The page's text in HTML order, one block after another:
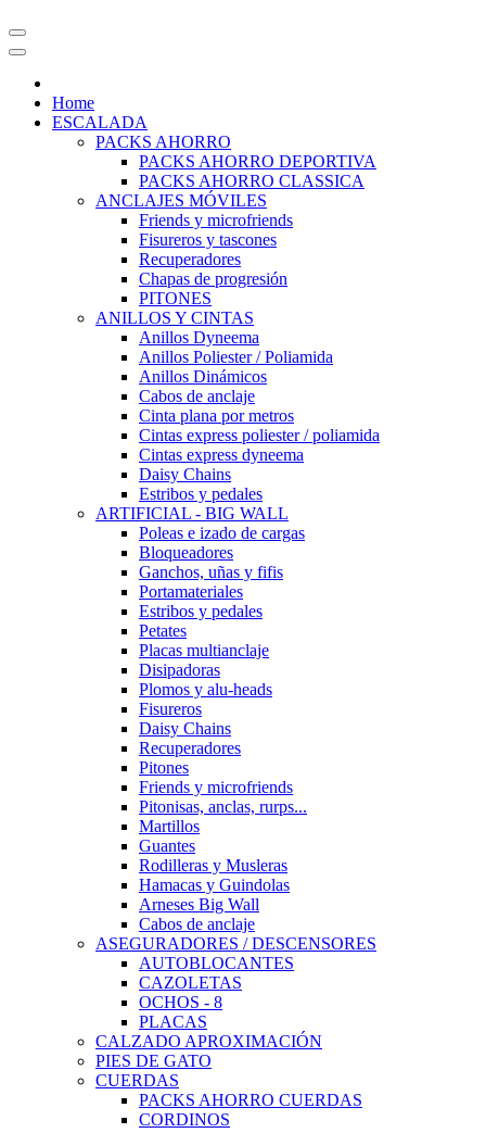
Home
ESCALADA
PACKS AHORRO
PACKS AHORRO DEPORTIVA
PACKS AHORRO CLASSICA
ANCLAJES MÓVILES
Friends y microfriends
Fisureros y tascones
Recuperadores
Chapas de progresión
PITONES
ANILLOS Y CINTAS
Anillos Dyneema
Anillos Poliester / Poliamida
Anillos Dinámicos
Cabos de anclaje
Cinta plana por metros
Cintas express poliester / poliamida
Cintas express dyneema
Daisy Chains
Estribos y pedales
ARTIFICIAL - BIG WALL
Poleas e izado de cargas
Bloqueadores
Ganchos, uñas y fifis
Portamateriales
Estribos y pedales
Petates
Placas multianclaje
Disipadoras
Plomos y alu-heads
Fisureros
Daisy Chains
Recuperadores
Pitones
Friends y microfriends
Pitonisas, anclas, rurps...
Martillos
Guantes
Rodilleras y Musleras
Hamacas y Guindolas
Arneses Big Wall
Cabos de anclaje
ASEGURADORES / DESCENSORES
AUTOBLOCANTES
CAZOLETAS
OCHOS - 8
PLACAS
CALZADO APROXIMACIÓN
PIES DE GATO
CUERDAS
PACKS AHORRO CUERDAS
CORDINOS